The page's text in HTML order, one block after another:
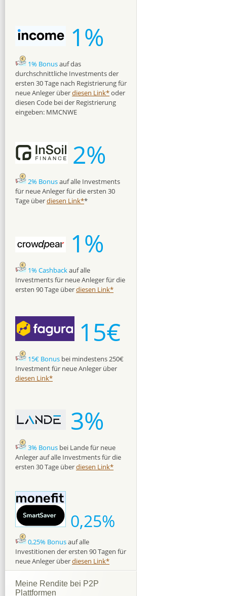
1%
1% Bonusauf das
durchschnittliche Investments der
ersten 30 Tage nach Registrierung für
neue Anleger überdiesen Link*oder
diesen Code bei der Registrierung
eingeben: MMCNWE
2%
2% Bonusauf alle Investments
für neue Anleger für die ersten 30
Tage überdiesen Link**
1%
1% Cashbackauf alle
Investments für neue Anleger für die
ersten 90 Tage überdiesen Link*
15€
15€ Bonus bei mindestens 250€
Investment für neue Anleger über
diesen Link*
3%
3% Bonus bei Lande für neue
Anleger auf alle Investments für die
ersten 30 Tage überdiesen Link*
0,25%
0,25% Bonusauf alle
Investitionen der ersten 90 Tagen für
neue Anleger überdiesen Link*
Meine Rendite bei P2P
Plattformen